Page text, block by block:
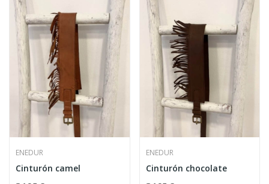
ENEDUR
Cinturón camel
ENEDUR
Cinturón chocolate